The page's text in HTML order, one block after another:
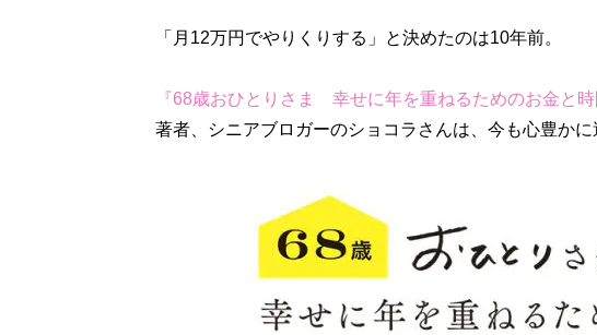
「月12万円でやりくりする」と決めたのは10年前。
『68歳おひとりさま 幸せに年を重ねるためのお金と
著者、シニアブロガーのショコラさんは、今も心豊かに